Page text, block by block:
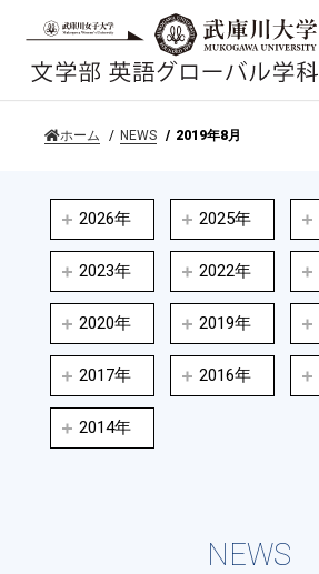
ホーム NEWS 2019年8月
2026年 2025年
2023年 2022年
2020年 2019年
2017年 2016年
2014年
NEWS